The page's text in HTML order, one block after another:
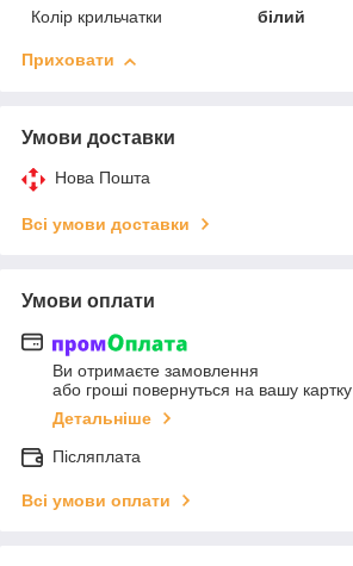
Колір крильчатки білий
Приховати
Умови доставки
Нова Пошта
Всі умови доставки
Умови оплати
Ви отримаєте замовлення
або гроші повернуться на вашу картку
Детальніше
Післяплата
Всі умови оплати